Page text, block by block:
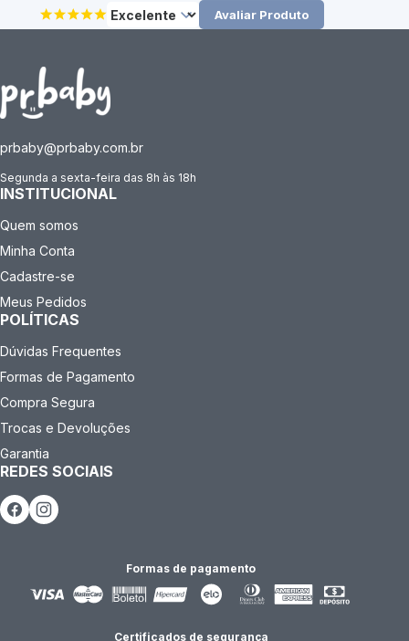
Avaliar Produto
prbaby@prbaby.com.br
Segunda a sexta-feira das 8h às 18h
INSTITUCIONAL
Quem somos
Minha Conta
Cadastre-se
Meus Pedidos
POLÍTICAS
Dúvidas Frequentes
Formas de Pagamento
Compra Segura
Trocas e Devoluções
Garantia
REDES SOCIAIS
Formas de pagamento
Certificados de segurança